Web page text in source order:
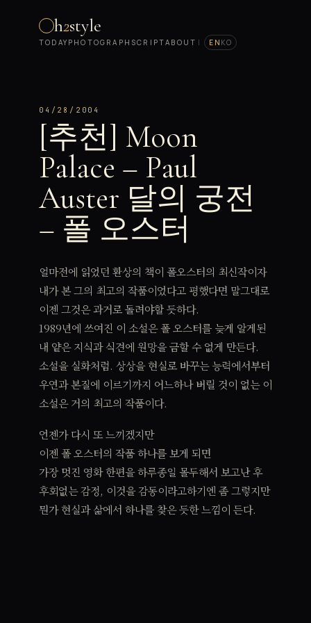
h2style
TODAY PHOTOGRAPH SCRIPTABOUT | EN KO
04/28/2004
[추천] Moon
Palace – Paul
Auster 달의 궁전
– 폴 오스터
얼마전에 읽었던 환상의 책이 폴오스터의 최신작이자
내가 본 그의 최고의 작품이었다고 평했다면 말그대로
이젠 그것은 과거로 돌려야할 듯하다.
1989년에 쓰여진 이 소설은 폴 오스터를 늦게 알게된
내 얕은 지식과 식견에 원망을 금할 수 없게 만든다.
소설을 실화처럼. 상상을 현실로 바꾸는 능력에서부터
우연과 본질에 이르기까지 어느하나 버릴 것이 없는 이
소설은 거의 최고의 작품이다.
언젠가 다시 또 느끼겠지만
이젠 폴 오스터의 작품 하나를 보게 되면
가장 멋진 영화 한편을 하루종일 몰두해서 보고난 후
후회없는 감정, 이것을 감동이라고하기엔 좀 그렇지만
뭔가 현실과 삶에서 하나를 찾은 듯한 느낌이 든다.